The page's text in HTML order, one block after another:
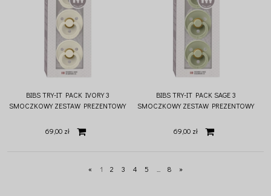
BIBS TRY-IT PACK IVORY 3
SMOCZKOWY ZESTAW PREZENTOWY
69,00 zł
BIBS TRY-IT PACK SAGE 3
SMOCZKOWY ZESTAW PREZENTOWY
69,00 zł
« 1 2 3 4 5 8 »